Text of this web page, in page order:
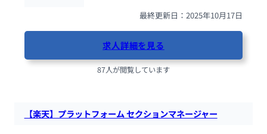
最終更新日：2025年10月17日
求人詳細を見る
87人が閲覧しています
【楽天】プラットフォーム セクションマネージャー